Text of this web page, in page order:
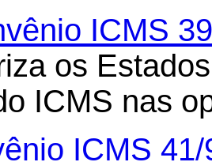
ICMS
os
ICMS nas
ICMS